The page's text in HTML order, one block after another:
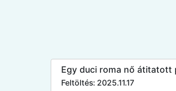
Egy duci roma nő átitatott
Feltöltés: 2025.11.17